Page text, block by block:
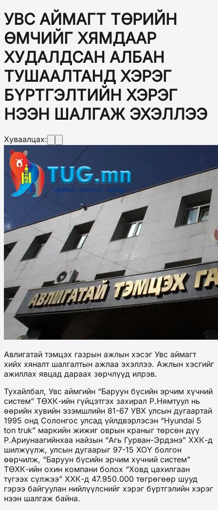
УВС АЙМАГТ ТӨРИЙН
ӨМЧИЙГ ХЯМДААР
ХУДАЛДСАН АЛБАН
ТУШААЛТАНД ХЭРЭГ
БҮРТГЭЛТИЙН ХЭРЭГ
НЭЭН ШАЛГАЖ ЭХЭЛЛЭЭ
Хуваалцах:
Авлигатай тэмцэх газрын ажлын хэсэг Увс аймагт
хийх хяналт шалгалтын ажлаа эхэллээ. Ажлын хэсгийг
ажиллах явцад дараах зөрчлүүд илрэв.
Тухайлбал, Увс аймгийн “Баруун бүсийн эрчим хүчний
систем” ТӨХК-ийн гүйцэтгэх захирал Р.Нямтуул нь
өөрийн хувийн эзэмшлийн 81-67 УВХ улсын дугаартай
1995 онд Солонгос улсад үйлдвэрлэсэн “Hyundai 5
ton truk” маркийн жижиг оврын краныг төрсөн дүү
Р.Ариунаагийнхаа найзын “Агь Гурван-Эрдэнэ” ХХК-д
шилжүүлж, улсын дугаарыг 97-15 ХОҮ болгон
өөрчилж, “Баруун бүсийн эрчим хүчний систем”
ТӨХК-ийн охин компани болох “Ховд цахилгаан
түгээх сүлжээ” ХХК-д 47.950.000 төгрөгөөр шууд
гэрээ байгуулан нийлүүлснийг хэрэг бүртгэлийн хэрэг
нээн шалгаж байна.